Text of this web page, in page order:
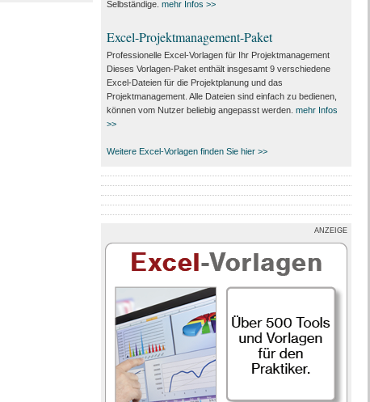
Selbständige. mehr Infos >>
Excel-Projektmanagement-Paket
Professionelle Excel-Vorlagen für Ihr Projektmanagement
Dieses Vorlagen-Paket enthält insgesamt 9 verschiedene
Excel-Dateien für die Projektplanung und das
Projektmanagement. Alle Dateien sind einfach zu bedienen,
können vom Nutzer beliebig angepasst werden. mehr Infos
>>
Weitere Excel-Vorlagen finden Sie hier >>
ANZEIGE